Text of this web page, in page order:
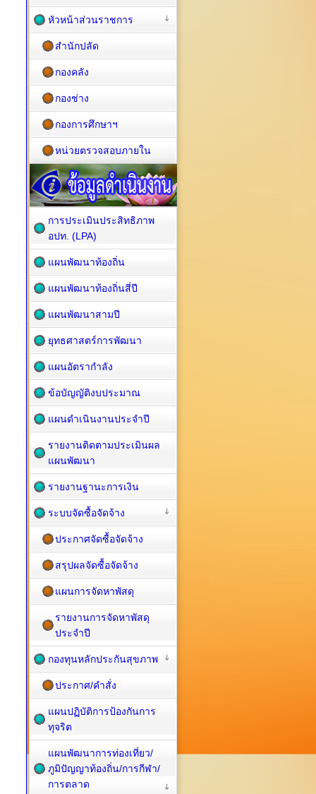
หัวหน้าส่วนราชการ
สำนักปลัด
กองคลัง
กองช่าง
กองการศึกษาฯ
หน่วยตรวจสอบภายใน
การประเมินประสิทธิภาพ
อปท. (LPA)
แผนพัฒนาท้องถิ่น
แผนพัฒนาท้องถิ่นสี่ปี
แผนพัฒนาสามปี
ยุทธศาสตร์การพัฒนา
แผนอัตรากำลัง
ข้อบัญญัติงบประมาณ
แผนดำเนินงานประจำปี
รายงานติดตามประเมินผล
แผนพัฒนา
รายงานฐานะการเงิน
ระบบจัดซื้อจัดจ้าง
ประกาศจัดซื้อจัดจ้าง
สรุปผลจัดซื้อจัดจ้าง
แผนการจัดหาพัสดุ
รายงานการจัดหาพัสดุ
ประจำปี
กองทุนหลักประกันสุขภาพ
ประกาศ/คำสั่ง
แผนปฏิบัติการป้องกันการ
ทุจริต
แผนพัฒนาการท่องเที่ยว/
ภูมิปัญญาท้องถิ่น/การกีฬา/
การตลาด